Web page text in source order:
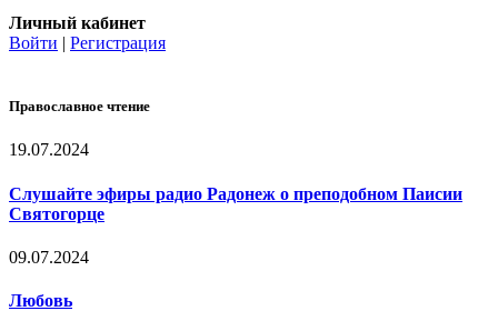
Личный кабинет
Войти | Регистрация
Православное чтение
19.07.2024
Слушайте эфиры радио Радонеж о преподобном Паисии
Святогорце
09.07.2024
Любовь